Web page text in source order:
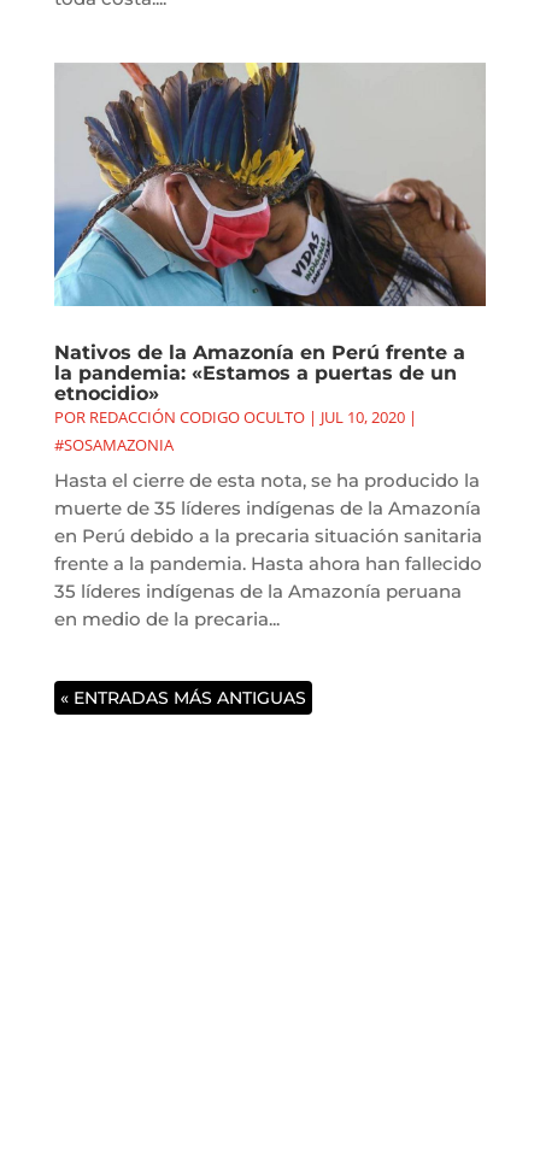
Nativos de la Amazonía en Perú frente a
la pandemia: «Estamos a puertas de un
etnocidio»
POR REDACCIÓN CODIGO OCULTO| JUL 10, 2020|
#SOSAMAZONIA
Hasta el cierre de esta nota, se ha producido la
muerte de 35 líderes indígenas de la Amazonía
en Perú debido a la precaria situación sanitaria
frente a la pandemia. Hasta ahora han fallecido
35 líderes indígenas de la Amazonía peruana
en medio de la precaria...
« ENTRADAS MÁS ANTIGUAS